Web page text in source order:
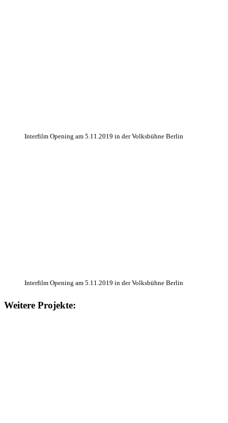
Interfilm Opening am 5.11.2019 in der Volksbühne Berlin
Interfilm Opening am 5.11.2019 in der Volksbühne Berlin
Weitere Projekte: